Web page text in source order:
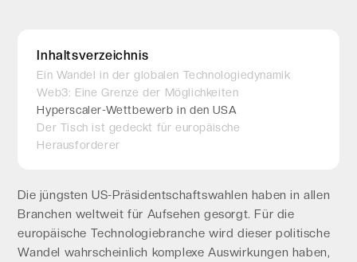
Inhaltsverzeichnis
Ein Wandel in der globalen Technologiedynamik
Web3: Eine Grenze der Möglichkeiten
Hyperscaler-Wettbewerb in den USA
Der Tisch ist gedeckt für europäische
Herausforderer
Die jüngsten US-Präsidentschaftswahlen haben in allen
Branchen weltweit für Aufsehen gesorgt. Für die
europäische Technologiebranche wird dieser politische
Wandel wahrscheinlich komplexe Auswirkungen haben,